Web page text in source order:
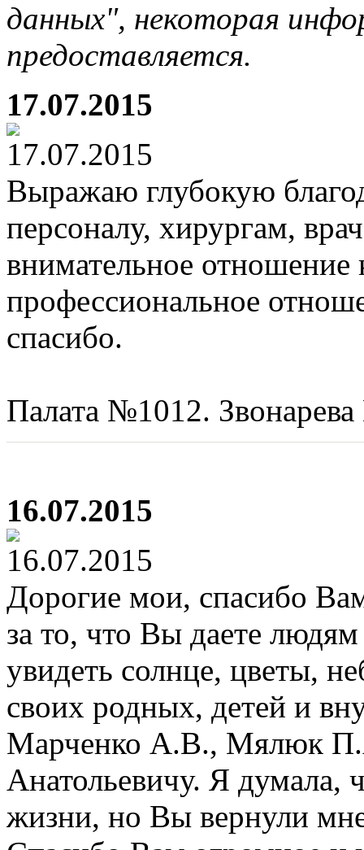
данных", некоторая
предоставляется.
17.07.2015
Выражаю глубокую
персоналу, хирургам,
внимательное отношение
профессиональное
спасибо.
Палата №1012.
16.07.2015
Дорогие мои, спасибо
за то, что Вы даете
увидеть солнце, цветы,
своих родных, детей и
Марченко А.В., Мялюк
Анатольевичу. Я думала,
жизни, но Вы вернули